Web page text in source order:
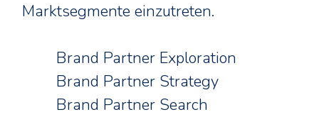
Marktsegmente einzutreten.
Brand Partner Exploration
Brand Partner Strategy
Brand Partner Search